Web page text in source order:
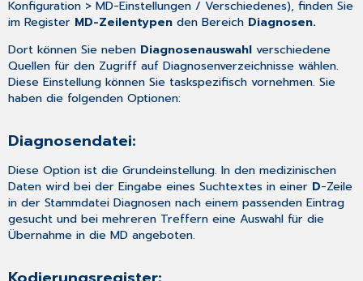
Hierarchie:
Konfiguration > MD-Einstellungen / Verschiedenes), finden Sie
im Register MD-Zeilentypen den Bereich Diagnosen.
Dort können Sie neben Diagnosenauswahl verschiedene
Quellen für den Zugriff auf Diagnosenverzeichnisse wählen.
Diese Einstellung können Sie taskspezifisch vornehmen. Sie
haben die folgenden Optionen:
Diagnosendatei:
Diese Option ist die Grundeinstellung. In denmedizinischen
Daten wird bei der Eingabe eines Suchtextes in einer D-Zeile
in derStammdatei Diagnosen nach einem passenden Eintrag
gesucht und bei mehreren Treffern eine Auswahl für die
Übernahme in die MD angeboten.